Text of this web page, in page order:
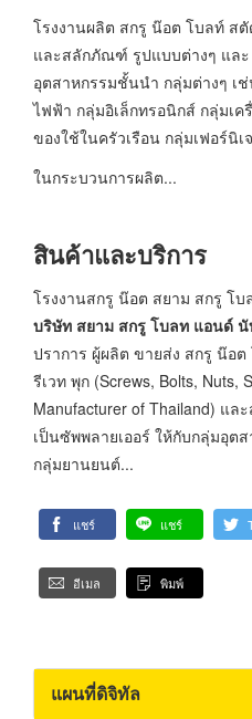
โรงงานผลิต สกรู น๊อต โบลท์ ส
และสลักภัณฑ์ รูปแบบต่างๆ และ
อุตสาหกรรมชั้นนำ กลุ่มต่างๆ เ
ไฟฟ้า กลุ่มอิเล็กทรอนิกส์ กลุ่มเค
ของใช้ในครัวเรือน กลุ่มเฟอร์นิเ
ในกระบวนการผลิต...
สินค้าและบริการ
โรงงานสกรู น๊อต สยาม สกรู โ
บริษัท สยาม สกรู โบลท แอนด์ นั
ปราการ ผู้ผลิต ขายส่ง สกรู น๊อ
รีเวท พุก (Screws, Bolts, Nuts,
Manufacturer of Thailand) แ
เป็นซัพพลายเออร์ ให้กับกลุ่มอุต
กลุ่มยานยนต์...
แชร์ แชร์
อีเมล พิมพ์
แผนที่ดิจิทัล